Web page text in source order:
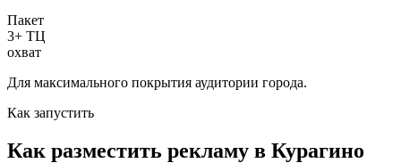
Пакет
3+ ТЦ
охват
Для максимального покрытия аудитории города.
Как запустить
Как разместить рекламу в Курагино